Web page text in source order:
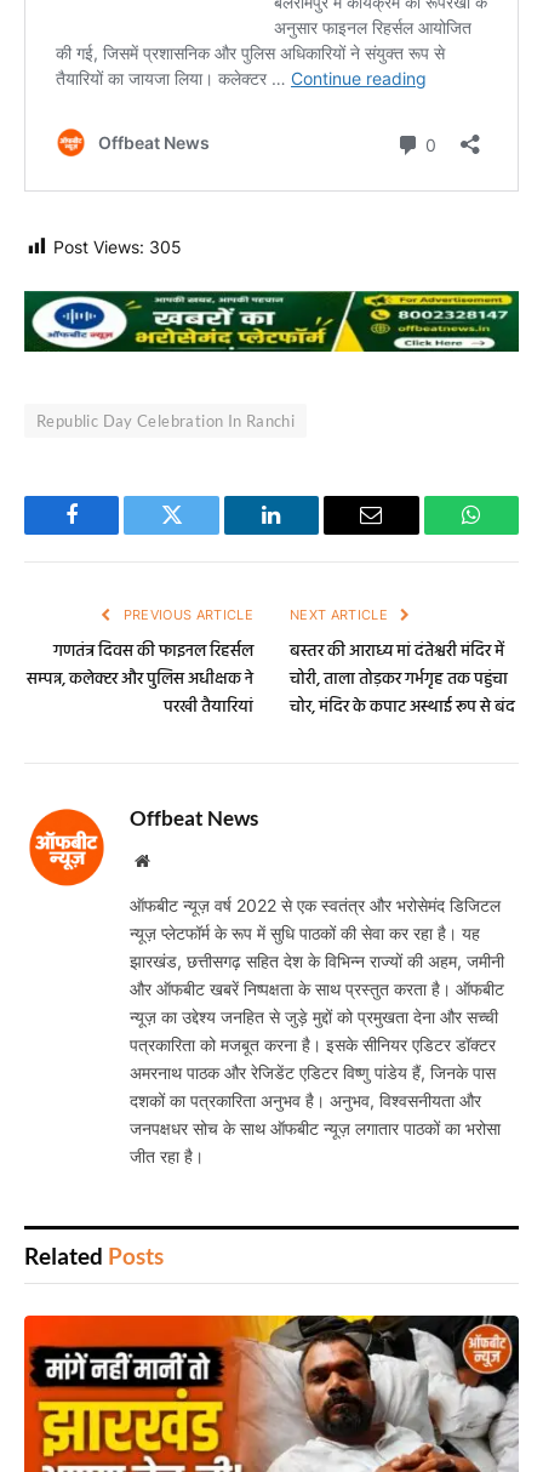
Post Views: 305
Republic Day Celebration In Ranchi
Facebook Twitter LinkedIn Email
PREVIOUS ARTICLE
गणतंत्र दिवस की फाइनल रिहर्सल
सम्पन्न, कलेक्टर और पुलिस अधीक्षक ने
परखी तैयारियां
NEXT ARTICLE
बस्तर की आराध्य मां दंतेश्वरी मंदिर में
चोरी, ताला तोड़कर गर्भगृह तक पहुंचा
चोर, मंदिर के कपाट अस्थाई रूप से बंद
Offbeat News
Website
ऑफबीट न्यूज़ वर्ष 2022 से एक स्वतंत्र और भरोसेमंद डिजिटल
न्यूज़ प्लेटफॉर्म के रूप में सुधि पाठकों की सेवा कर रहा है। यह
झारखंड, छत्तीसगढ़ सहित देश के विभिन्न राज्यों की अहम, जमीनी
और ऑफबीट खबरें निष्पक्षता के साथ प्रस्तुत करता है। ऑफबीट
न्यूज़ का उद्देश्य जनहित से जुड़े मुद्दों को प्रमुखता देना और सच्ची
पत्रकारिता को मजबूत करना है। इसके सीनियर एडिटर डॉक्टर
अमरनाथ पाठक और रेजिडेंट एडिटर विष्णु पांडेय हैं, जिनके पास
दशकों का पत्रकारिता अनुभव है। अनुभव, विश्वसनीयता और
जनपक्षधर सोच के साथ ऑफबीट न्यूज़ लगातार पाठकों का भरोसा
जीत रहा है।
Related Posts